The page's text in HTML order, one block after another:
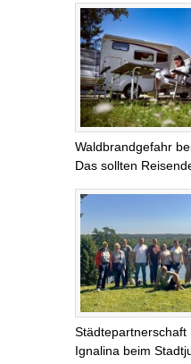
Waldbrandgefahr
Das sollten
Städtepartnerschaft
Ignalina beim